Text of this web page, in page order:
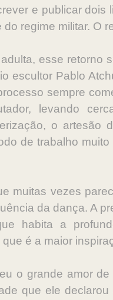
e publicar
regime militar. O
esse retorno
escultor Pablo
sempre
levando
o artesão
de trabalho
muitas vezes
da dança. A
habita a
é a maior
o grande amor
que ele